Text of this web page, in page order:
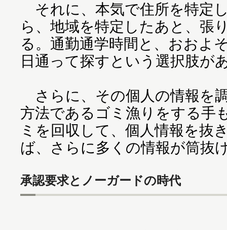
それに、本気で住所を特定
ら、地域を特定したあと、張
る。通勤通学時間と、おおよ
日通って探すという選択肢が
さらに、その個人の情報を
方法であるゴミ漁りをする手
ミを回収して、個人情報を抜
ば、さらに多くの情報が筒抜
承認要求とノーガードの時代